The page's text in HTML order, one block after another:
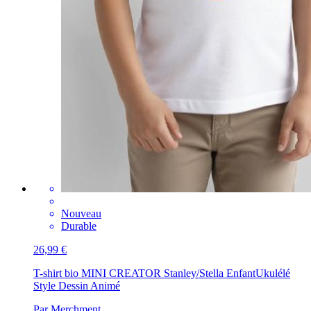
Nouveau
Durable
26,99 €
T-shirt bio MINI CREATOR Stanley/Stella EnfantUkulélé
Style Dessin Animé